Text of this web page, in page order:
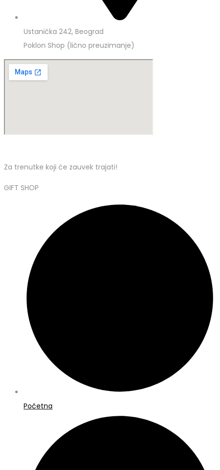
Ustanička 242, Beograd
Poklon Shop (lično preuzimanje)
Za trenutke koji će zauvek trajati!
GIFT SHOP
Početna